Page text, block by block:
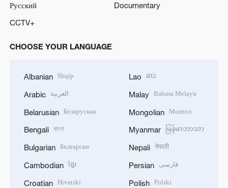
Русский
Documentary
CCTV+
CHOOSE YOUR LANGUAGE
Albanian Shqip
Arabic العربية
Belarusian Беларуская
Bengali বাংলা
Bulgarian Български
Cambodian ខ្មែរ
Croatian Hrvatski
Lao ລາວ
Malay Bahasa Melayu
Mongolian Монгол
Myanmar မြန်မာဘာသာ
Nepali नेपाली
Persian فارسی
Polish Polski